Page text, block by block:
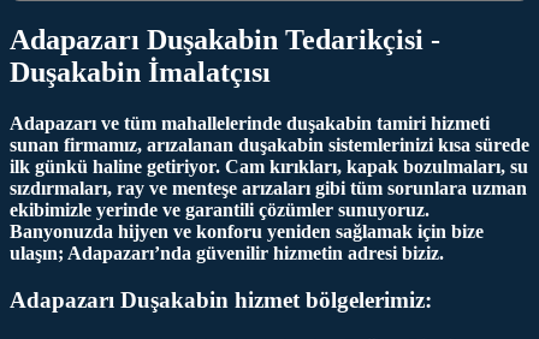
Adapazarı Duşakabin Tedarikçisi -
Duşakabin İmalatçısı
Adapazarı ve tüm mahallelerinde duşakabin tamiri hizmeti
sunan firmamız, arızalanan duşakabin sistemlerinizi kısa sürede
ilk günkü haline getiriyor. Cam kırıkları, kapak bozulmaları, su
sızdırmaları, ray ve menteşe arızaları gibi tüm sorunlara uzman
ekibimizle yerinde ve garantili çözümler sunuyoruz.
Banyonuzda hijyen ve konforu yeniden sağlamak için bize
ulaşın; Adapazarı’nda güvenilir hizmetin adresi biziz.
Adapazarı Duşakabin hizmet bölgelerimiz: